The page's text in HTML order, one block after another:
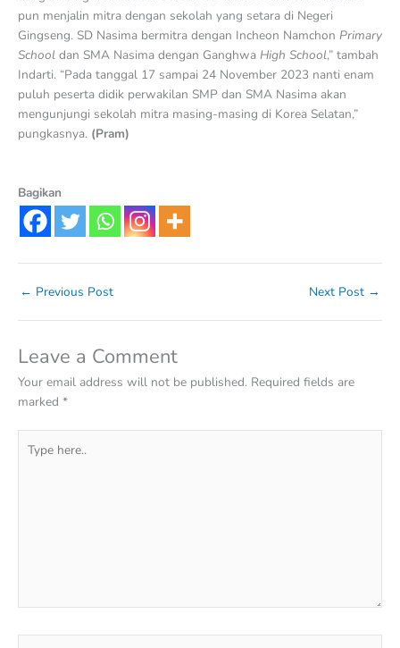
pun menjalin mitra dengan sekolah yang setara di Negeri
Gingseng. SD Nasima bermitra dengan Incheon Namchon Primary
School dan SMA Nasima dengan Ganghwa High School,” tambah
Indarti. “Pada tanggal 17 sampai 24 November 2023 nanti enam
puluh peserta didik perwakilan SMP dan SMA Nasima akan
mengunjungi sekolah mitra masing-masing di Korea Selatan,”
pungkasnya. (Pram)
Bagikan
← Previous Post Next Post →
Leave a Comment
Your email address will not be published. Required fields are
marked *
here..